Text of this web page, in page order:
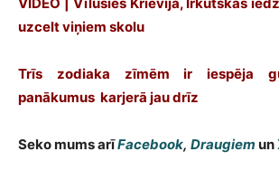
uzcelt viņiem skolu
Trīs zodiaka zīmēm ir iespēja
panākumus karjerā jau drīz
Seko mums arīFacebook, Draugiem un